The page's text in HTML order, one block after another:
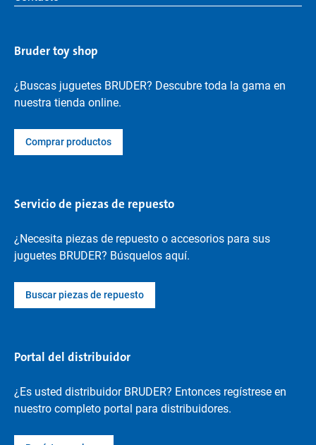
Bruder toy shop
¿Buscas juguetes BRUDER? Descubre toda la gama en
nuestra tienda online.
Comprar productos
Servicio de piezas de repuesto
¿Necesita piezas de repuesto o accesorios para sus
juguetes BRUDER? Búsquelos aquí.
Buscar piezas de repuesto
Portal del distribuidor
¿Es usted distribuidor BRUDER? Entonces regístrese en
nuestro completo portal para distribuidores.